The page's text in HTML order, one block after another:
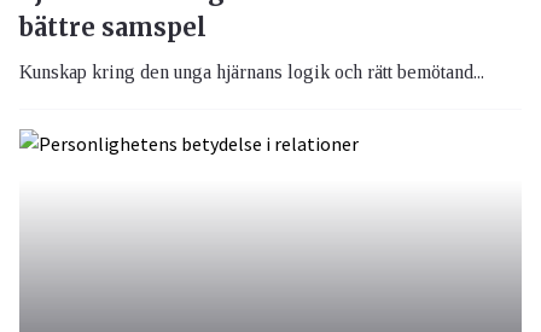
bättre samspel
Kunskap kring den unga hjärnans logik och rätt bemötand...